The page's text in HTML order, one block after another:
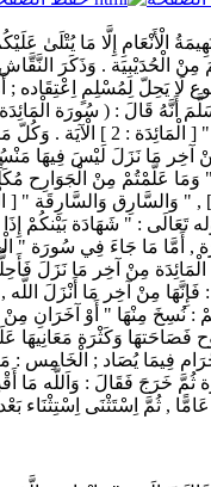
الْأَنْعَامِ إِلَّا مَا
الْحُدَيْبِيَة . وَذَكَرَ
يَحِلّ لِمُسْلِمٍ اِعْتِقَاده ;
أَنَّهُ قَالَ : ( سُورَة
مَا نَزَلَ فِي حَجَّة الْوَدَاع ,
آخِر مَا نَزَلَ لَيْسَ فِيهَا
ذِكْر فِي الْقُرْآن إِلَّا فِي هَذِهِ
مِنْ آخِر مَا نَزَلَ
مِنْ آخِر مَا أَنْزَلَ
الْآيَة مِمَّا تَلُوح
الْإِحْرَام فِيمَا يُصَاد ;
ثُمَّ خَرَجَ فَقَالَ :